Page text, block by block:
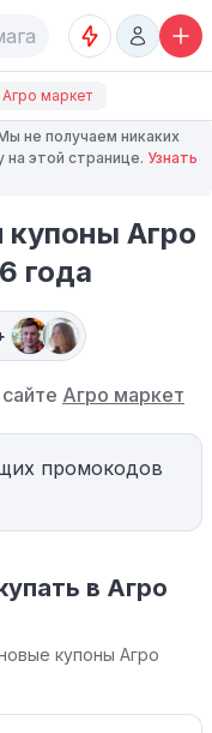
Агро маркет
не получаем никаких
этой странице. Узнать
Агро
года
Агро маркет
промокодов
в Агро
купоны Агро